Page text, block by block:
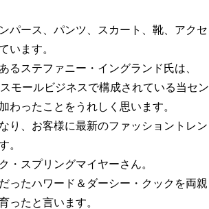
パース、パンツ、スカート、靴、アクセ
います。
るステファニー・イングランド氏は、
モールビジネスで構成されている当セン
わったことをうれしく思います。
り、お客様に最新のファッショントレン
。
・スプリングマイヤーさん。
ったハワード＆ダーシー・クックを両親
ったと言います。